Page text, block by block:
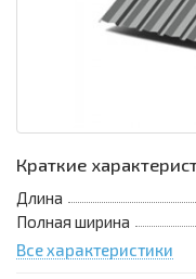
Краткие
Длина
Полная ширина
Все характеристики